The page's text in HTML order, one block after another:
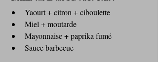
Yaourt + citron + ciboulette
Miel + moutarde
Mayonnaise + paprika fumé
Sauce barbecue